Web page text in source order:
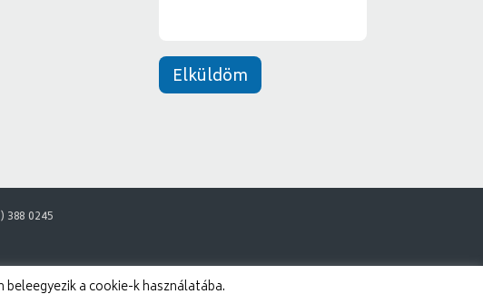
Elküldöm
388 0245
a cookie-k használatába.